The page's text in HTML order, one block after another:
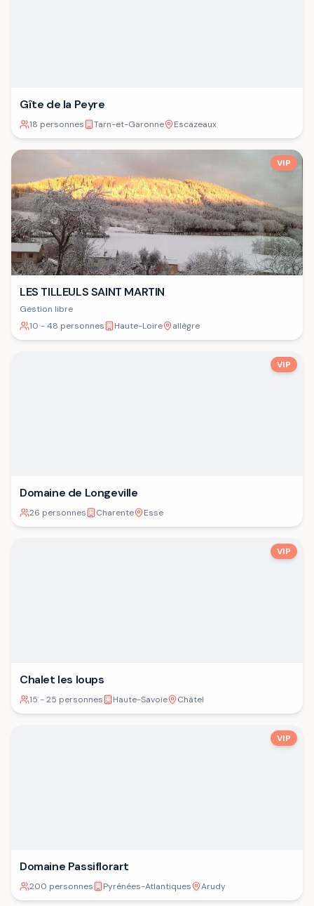
Gîte de la Peyre
18 personnes Tarn-et-Garonne Escazeaux
VIP
LES TILLEULS SAINT MARTIN
Gestion libre
10 - 48 personnes
Haute-Loire allègre
VIP
Domaine de Longeville
26 personnes Charente Esse
VIP
Chalet les loups
15 - 25 personnes Haute-Savoie Châtel
VIP
Domaine Passiflorart
200 personnes Pyrénées-Atlantiques Arudy